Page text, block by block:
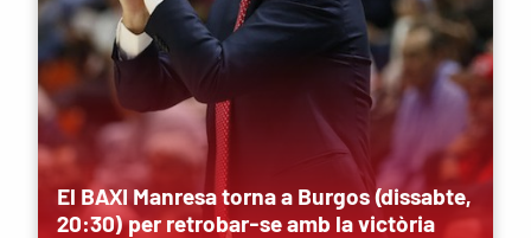
El BAXI Manresa torna a Burgos (dissabte,
20:30) per retrobar-se amb la victòria